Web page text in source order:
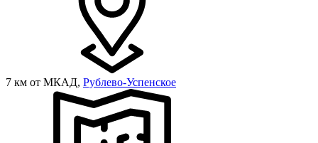
7 км от МКАД, Рублево-Успенское